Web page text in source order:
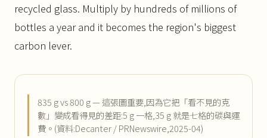
recycled glass. Multiply by hundreds of millions of
bottles a year and it becomes the region's biggest
carbon lever.
835 g vs 800 g — 這張圖重要,因為它把「看不見的克
數」變成看得見的差距:5 g 一格,35 g 就是七格的碳與運
費。(資料:Decanter / PRNewswire,2025-04)